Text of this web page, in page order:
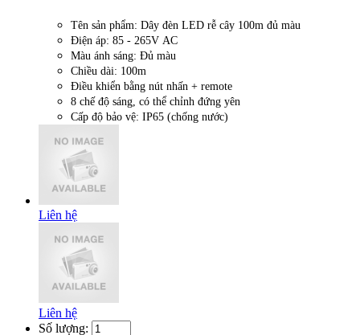
Tên sản phẩm: Dây đèn LED rễ cây 100m đủ màu
Điện áp: 85 - 265V AC
Màu ánh sáng: Đủ màu
Chiều dài: 100m
Điều khiển bằng nút nhấn + remote
8 chế độ sáng, có thể chỉnh đứng yên
Cấp độ bảo vệ: IP65 (chống nước)
Liên hệ
Liên hệ
Số lượng: